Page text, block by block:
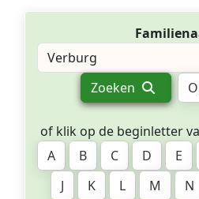
Zoeken
of klik op de beginletter
A
B C D E
J
K L M N